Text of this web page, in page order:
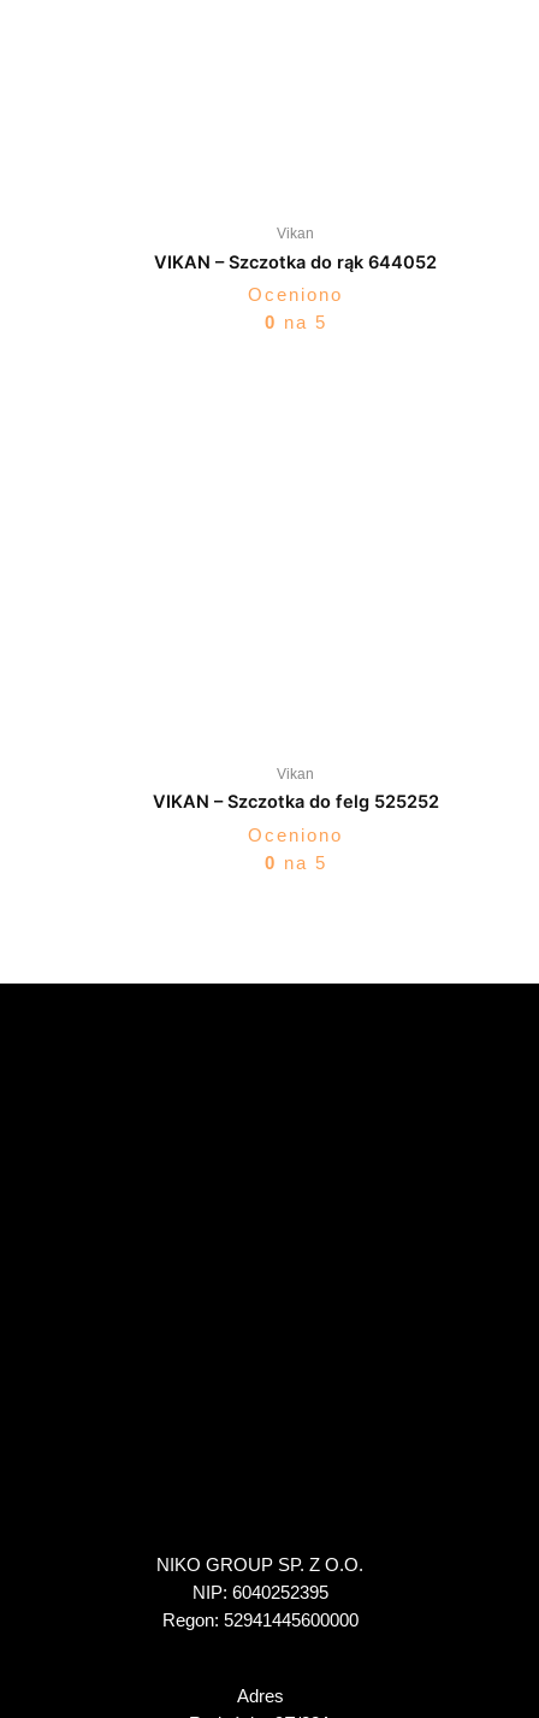
Vikan
VIKAN – Szczotka do rąk 644052
Oceniono
0 na 5
Vikan
VIKAN – Szczotka do felg 525252
Oceniono
0 na 5
NIKO GROUP SP. Z O.O.
NIP: 6040252395
Regon: 52941445600000
Adres